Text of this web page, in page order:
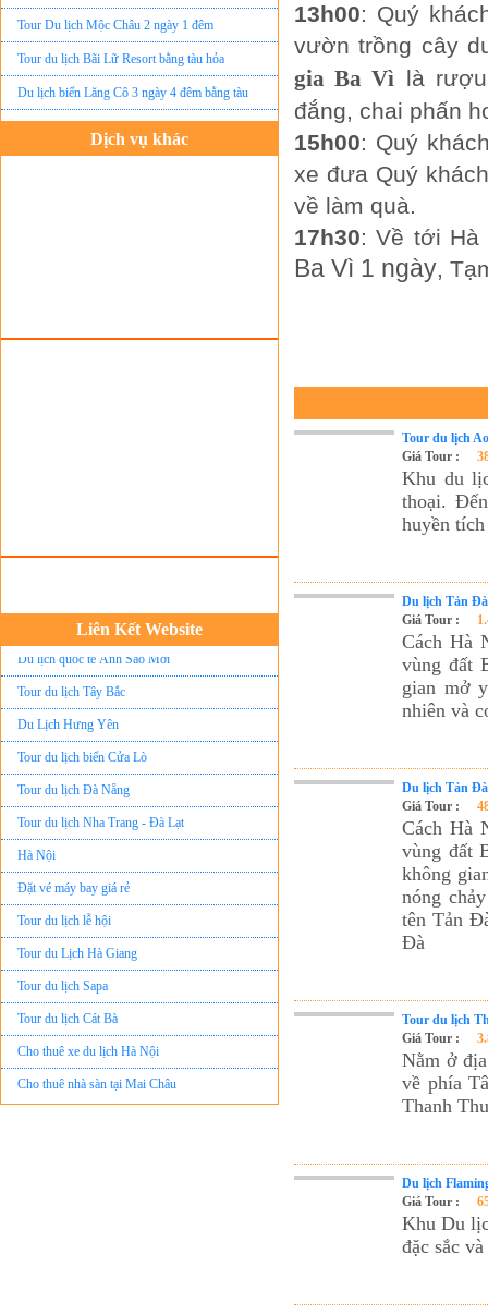
Tour Du lịch Mộc Châu 2 ngày 1 đêm
Tour du lịch Bãi Lữ Resort bằng tàu hỏa
Du lịch biển Lăng Cô 3 ngày 4 đêm bằng tàu
Dịch vụ khác
Liên Kết Website
ASM Travel - Du lịch Ánh Sao Mới
Du lịch quốc tế Ánh Sao Mới
Tour du lịch Tây Bắc
Du Lịch Hưng Yên
Tour du lịch biển Cửa Lò
Tour du lịch Đà Nẵng
Tour du lịch Nha Trang - Đà Lạt
Hà Nội
Đặt vé máy bay giá rẻ
Tour du lịch lễ hội
Tour du Lịch Hà Giang
Tour du lịch Sapa
Tour du lịch Cát Bà
Cho thuê xe du lịch Hà Nội
Cho thuê nhà sàn tại Mai Châu
Cho thuê nhà sàn tại Thung Nai
13h00: Quý
vườn trồng cây
gia Ba Vì là
đắng, chai phấn
15h00: Quý
xe đưa Quý
về làm quà.
17h30: Về tới Hà
Ba Vì 1 ngày,
Tour du lịch
Giá Tour :
Khu du
thoại.
huyền tích
Du lịch Tản
Giá Tour :
Cách Hà
vùng đất
gian mở
nhiên và
Du lịch Tản
Giá Tour :
Cách Hà
vùng đất
không
nóng
tên Tản
Đà
Tour du lịch
Giá Tour :
Nằm ở
về phía
Thanh
Du lịch
Giá Tour :
Khu Du
đặc sắc